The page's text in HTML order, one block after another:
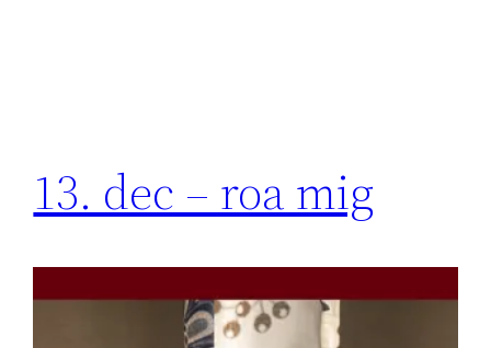
13. dec – roa mig